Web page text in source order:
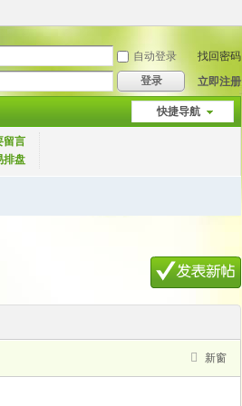
自动登录
找回密码
登录
立即注册
快捷导航
留言
排盘
新窗